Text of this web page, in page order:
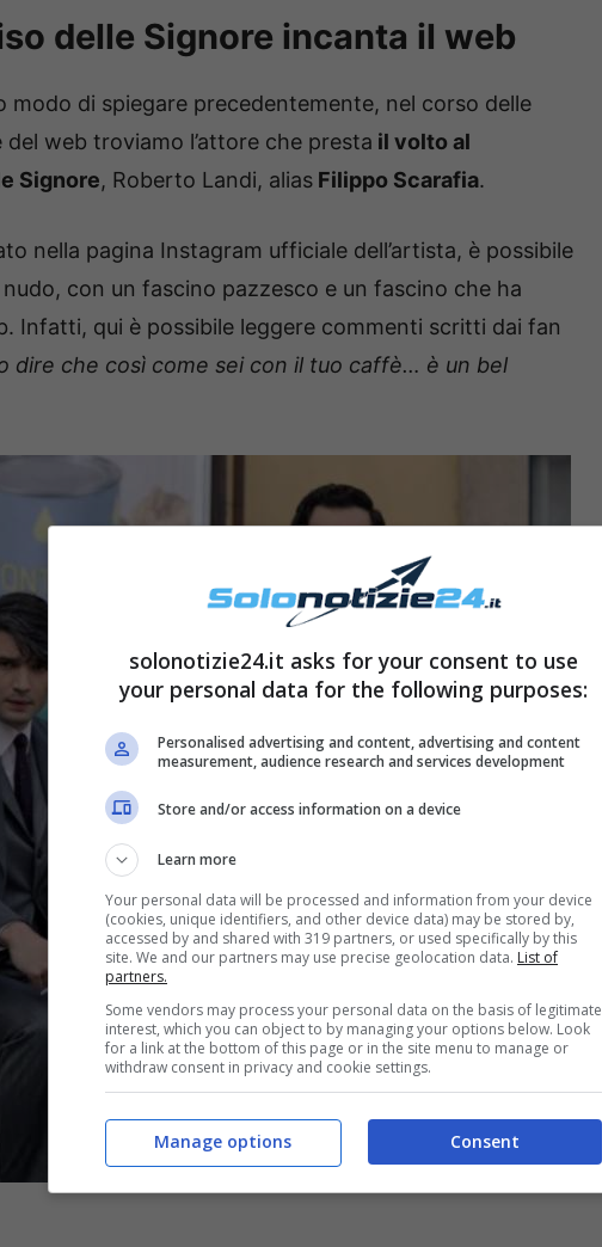
delle Signore incanta il web
modo di spiegare precedentemente, nel corso delle
web troviamo l’attore che presta il volto al
Signore, Roberto Landi, alias Filippo Scarafia.
nella pagina Instagram ufficiale dell’artista, è possibile
con un fascino pazzesco e un fascino che ha
Infatti, qui è possibile leggere commenti scritti dai fan
dire che così come sei con il tuo caffè… è un bel
solonotizie24.it asks for your consent to use
your personal data for the following purposes:
Personalised advertising and content, advertising and content
measurement, audience research and services development
Store and/or access information on a device
Learn more
Your personal data will be processed and information from your device
(cookies, unique identifiers, and other device data) may be stored by,
accessed by and shared with 319 partners, or used specifically by this
site. We and our partners may use precise geolocation data. List of
partners.
Some vendors may process your personal data on the basis of legitimate
interest, which you can object to by managing your options below. Look
for a link at the bottom of this page or in the site menu to manage or
withdraw consent in privacy and cookie settings.
Consent
Manage options